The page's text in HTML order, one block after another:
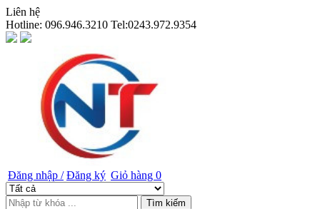
Liên hệ
Hotline: 096.946.3210 Tel:0243.972.9354
Đăng nhập / Đăng ký Giỏ hàng 0
Tìm kiếm